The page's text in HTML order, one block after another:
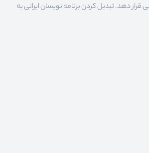
دهد. تبدیل کردن برنامه نویسان ایرانی به